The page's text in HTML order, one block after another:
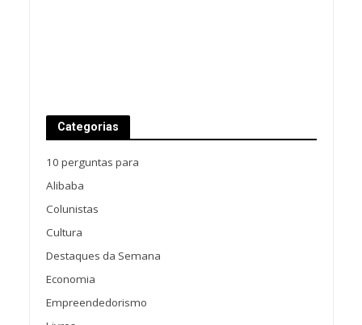
Categorias
10 perguntas para
Alibaba
Colunistas
Cultura
Destaques da Semana
Economia
Empreendedorismo